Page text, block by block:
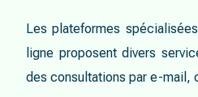
Les plateformes
ligne proposent divers
des consultations par e-mail,